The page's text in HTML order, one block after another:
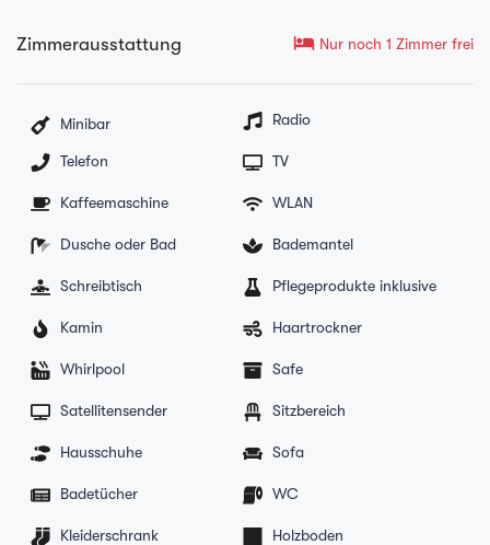
Zimmerausstattung hotel Nur noch 1 Zimmer frei
Minibar Radio
Telefon TV
Kaffeemaschine WLAN
Dusche oder Bad Bademantel
Schreibtisch Pflegeprodukte inklusive
Kamin Haartrockner
Whirlpool Safe
Satellitensender Sitzbereich
Hausschuhe Sofa
Badetücher WC
Kleiderschrank Holzboden